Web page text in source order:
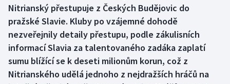
Box
Curling
Dostihy
Nitrianský přestupuje z Českých Budějovic do
pražské Slavie. Kluby po vzájemné dohodě
nezveřejnily detaily přestupu, podle zákulisních
informací Slavia za talentovaného zadáka zaplatí
sumu blížící se k deseti milionům korun, což z
Nitrianského udělá jednoho z nejdražších hráčů na